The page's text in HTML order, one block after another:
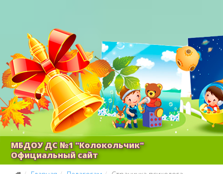
МБДОУ ДС №1 "Колокольчик"
Официальный сайт